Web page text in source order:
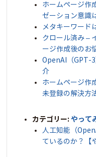
ホームページ作
ゼーション意識
メタキーワード
クロール済み –
ージ作成後のお
OpenAI（GPT-
介
ホームページ作
未登録の解決方
カテゴリー:やって
人工知能（
ているのか？【